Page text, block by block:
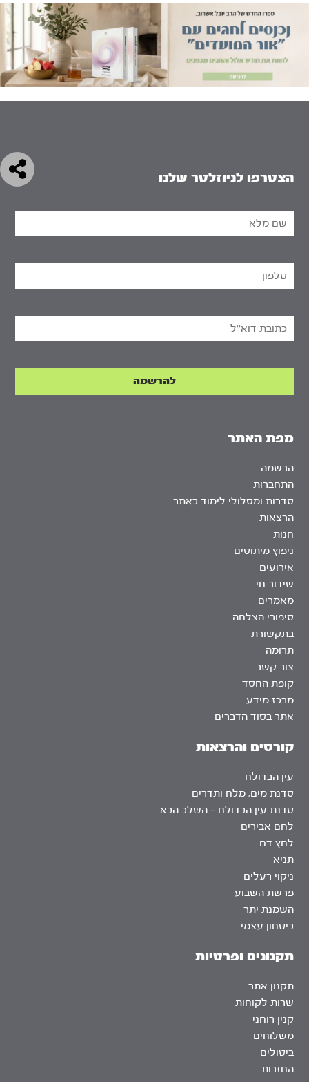
מפת האתר
הרשמה
התחברות
סדרות ומסלולי לימוד באתר
הרצאות
חנות
ניפוץ מיתוסים
אירועים
שידור חי
מאמרים
סיפורי הצלחה
בתקשורת
תרומה
צור קשר
קופת החסד
מרכז מידע
אתר בסוד הדברים
קורסים והרצאות
עין הבדולח
סדנת מים, מלח ותדרים
סדנת עין הבדולח – השלב הבא
לחם אבירים
לחץ דם
תניא
ניקוי רעלים
פרשת השבוע
השמנת יתר
ביטחון עצמי
תקנונים ופרטיות
תקנון אתר
שרות לקוחות
קנין רוחני
משלוחים
ביטולים
החזרות
הצטרפו לניוזלטר שלנו